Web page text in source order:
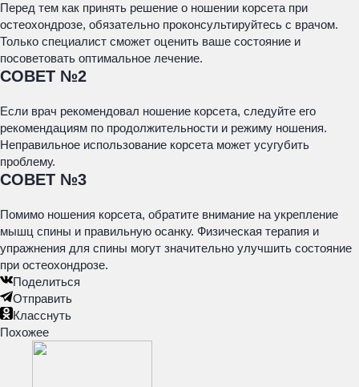
Перед тем как принять решение о ношении корсета при
остеохондрозе, обязательно проконсультируйтесь с врачом.
Только специалист сможет оценить ваше состояние и
посоветовать оптимальное лечение.
СОВЕТ №2
Если врач рекомендовал ношение корсета, следуйте его
рекомендациям по продолжительности и режиму ношения.
Неправильное использование корсета может усугубить
проблему.
СОВЕТ №3
Помимо ношения корсета, обратите внимание на укрепление
мышц спины и правильную осанку. Физическая терапия и
упражнения для спины могут значительно улучшить состояние
при остеохондрозе.
Поделиться
Отправить
Класснуть
Похожее